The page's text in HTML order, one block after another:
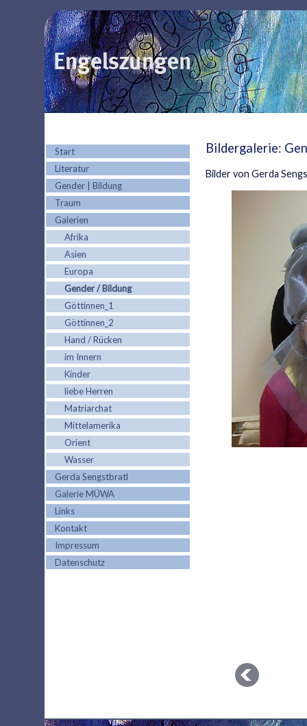
Start
Literatur
Gender | Bildung
Traum
Galerien
Afrika
Asien
Europa
Gender / Bildung
Göttinnen_1
Göttinnen_2
Hand / Rücken
im Innern
Kinder
liebe Herren
Matriarchat
Mittelamerika
Orient
Wasser
Gerda Sengstbratl
Galerie MÜWA
Links
Kontakt
Impressum
Datenschutz
Bildergalerie:
Bilder von Gerda